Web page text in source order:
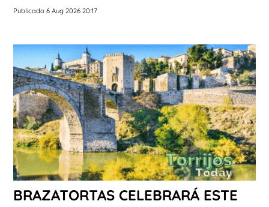
Publicado 6 Aug 2026 20:17
BRAZATORTAS CELEBRARÁ ESTE